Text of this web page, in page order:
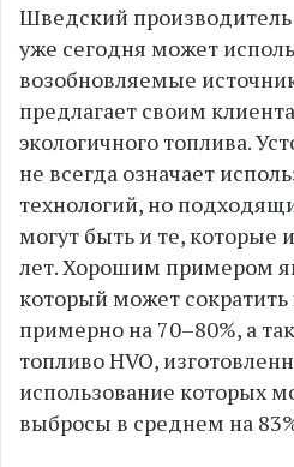
Шведский производитель
уже сегодня может
возобновляемые
предлагает своим
экологичного топлива.
не всегда означает
технологий, но
могут быть и те, которые
лет. Хорошим примером
который может
примерно на 70–80%, а
топливо HVO,
использование которых
выбросы в среднем на